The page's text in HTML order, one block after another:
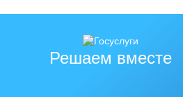
Решаем вместе